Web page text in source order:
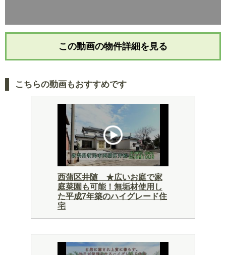
この動画の物件詳細を見る
こちらの動画もおすすめです
西蒲区井随 ★広いお庭で家
庭菜園も可能！無垢材使用し
た平成7年築のハイグレード住
宅